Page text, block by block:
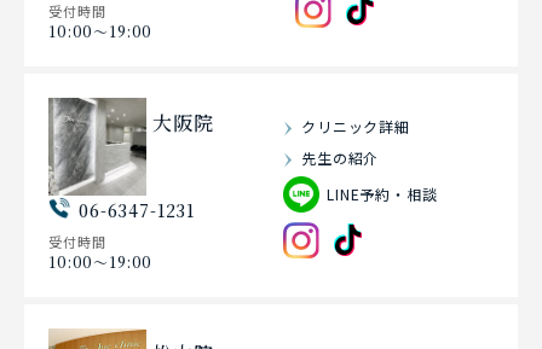
受付時間
10:00〜19:00
大阪院
06-6347-1231
受付時間
10:00〜19:00
クリニック詳細
先生の紹介
LINE予約・相談